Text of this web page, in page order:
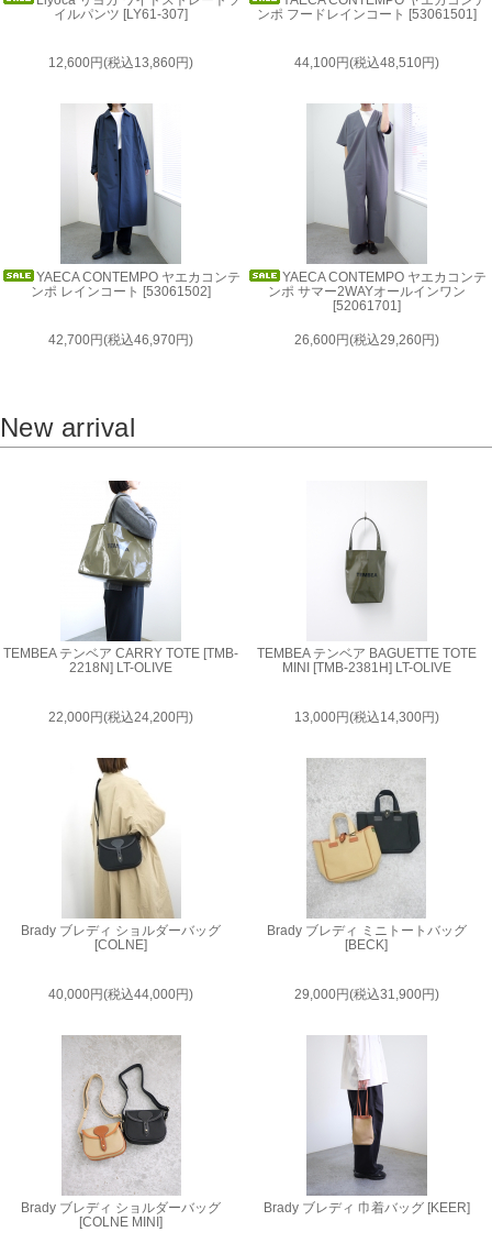
イルパンツ [LY61-307]
12,600円(税込13,860円)
ンポ フードレインコート [53061501]
44,100円(税込48,510円)
YAECA CONTEMPO ヤエカコンテ
ンポ レインコート [53061502]
42,700円(税込46,970円)
YAECA CONTEMPO ヤエカコンテ
ンポ サマー2WAYオールインワン
[52061701]
26,600円(税込29,260円)
New arrival
TEMBEA テンベア CARRY TOTE [TMB-
2218N] LT-OLIVE
22,000円(税込24,200円)
TEMBEA テンベア BAGUETTE TOTE
MINI [TMB-2381H] LT-OLIVE
13,000円(税込14,300円)
Brady ブレディ ショルダーバッグ
[COLNE]
40,000円(税込44,000円)
Brady ブレディ ミニトートバッグ
[BECK]
29,000円(税込31,900円)
Brady ブレディ ショルダーバッグ
[COLNE MINI]
Brady ブレディ 巾着バッグ [KEER]